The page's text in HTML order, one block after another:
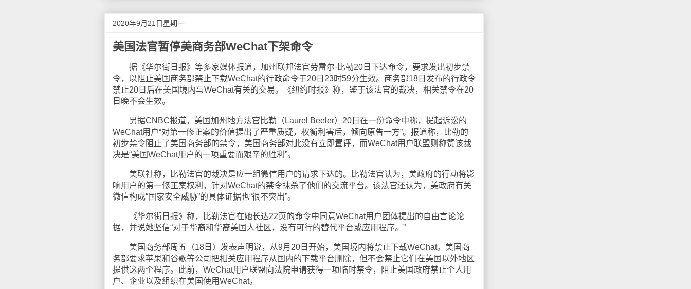
2020年9月21日星期一
美国法官暂停美商务部WeChat下架命令
据《华尔街日报》等多家媒体报道，加州联邦法官劳雷尔·比勒20日下达命令，要求发出初步禁
令，以阻止美国商务部禁止下载WeChat的行政命令于20日23时59分生效。商务部18日发布的行政令
禁止20日后在美国境内与WeChat有关的交易。《纽约时报》称，鉴于该法官的裁决，相关禁令在20
日晚不会生效。
另据CNBC报道，美国加州地方法官比勒（Laurel Beeler）20日在一份命令中称，提起诉讼的
WeChat用户“对第一修正案的价值提出了严重质疑，权衡利害后，倾向原告一方”。报道称，比勒的
初步禁令阻止了美国商务部的禁令，美国商务部对此没有立即置评，而WeChat用户联盟则称赞该裁
决是“美国WeChat用户的一项重要而艰辛的胜利”。
美联社称，比勒法官的裁决是应一组微信用户的请求下达的。比勒法官认为，美政府的行动将影
响用户的第一修正案权利，针对WeChat的禁令抹杀了他们的交流平台。该法官还认为，美政府有关
微信构成“国家安全威胁”的具体证据也“很不突出”。
《华尔街日报》称，比勒法官在她长达22页的命令中同意WeChat用户团体提出的自由言论论
据，并说她坚信“对于华裔和华裔美国人社区，没有可行的替代平台或应用程序。”
美国商务部周五（18日）发表声明说，从9月20日开始，美国境内将禁止下载WeChat。美国商
务部要求苹果和谷歌等公司把相关应用程序从国内的下载平台删除，但不会禁止它们在美国以外地区
提供这两个程序。此前，WeChat用户联盟向法院申请获得一项临时禁令，阻止美国政府禁止个人用
户、企业以及组织在美国使用WeChat。